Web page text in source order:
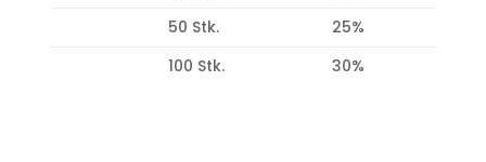
50 Stk.
25%
100 Stk.
30%